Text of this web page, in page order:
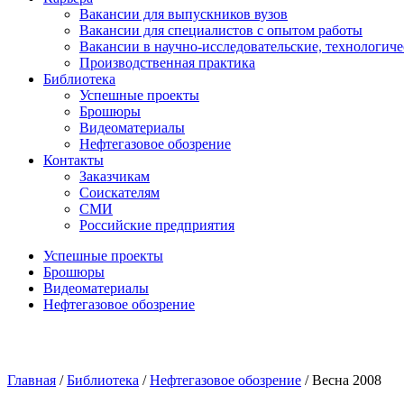
Вакансии для выпускников вузов
Вакансии для специалистов с опытом работы
Вакансии в научно-исследовательские,
Производственная практика
Библиотека
Успешные проекты
Брошюры
Видеоматериалы
Нефтегазовое обозрение
Контакты
Заказчикам
Соискателям
СМИ
Российские предприятия
Успешные проекты
Брошюры
Видеоматериалы
Нефтегазовое обозрение
Главная /Библиотека /Нефтегазовое обозрение /Весна 2008